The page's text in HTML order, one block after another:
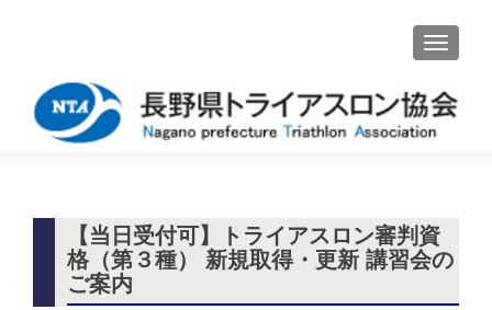
ナビゲ
【当日受付可】トライアスロン審判資
格（第３種） 新規取得・更新 講習会の
ご案内